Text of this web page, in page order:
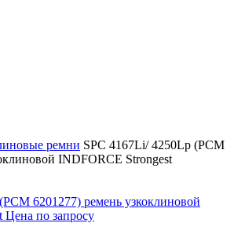
ремни SPC 4167Li/ 4250Lp (РСМ
INDFORCE Strongest
6201277) ремень узкоклиновой
Цена по запросу